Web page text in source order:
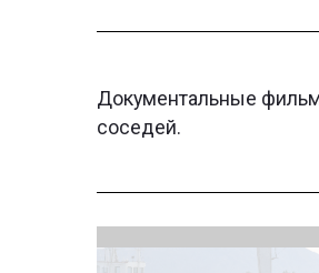
Документальные
соседей.